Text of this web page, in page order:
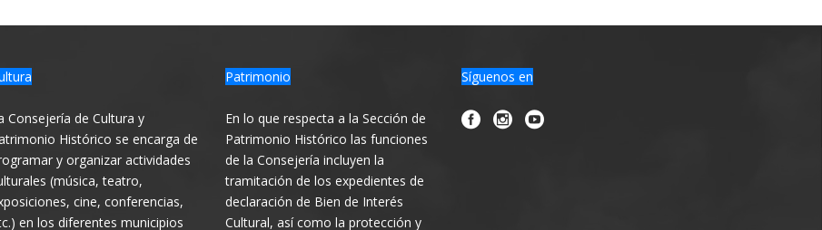
Consejería de Cultura y
Histórico se encarga de
y organizar actividades
(música, teatro,
cine, conferencias,
en los diferentes municipios
Patrimonio
En lo que respecta a la Sección de
Patrimonio Histórico las funciones
de la Consejería incluyen la
tramitación de los expedientes de
declaración de Bien de Interés
Cultural, así como la protección y
Síguenos en